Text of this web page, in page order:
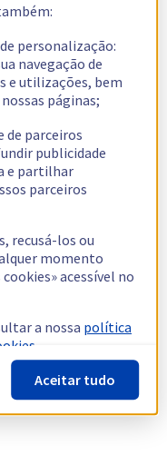
personalização:
navegação de
e utilizações, bem
páginas;
de parceiros
publicidade
e partilhar
parceiros
recusá-los ou
momento
acessível no
a nossa política
Aceitar tudo